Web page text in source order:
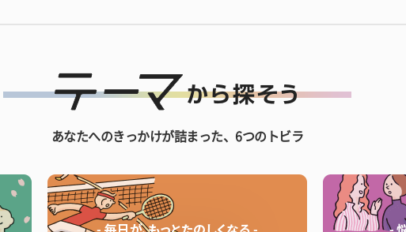
あなたへのきっかけが詰まった、6つのトビラ